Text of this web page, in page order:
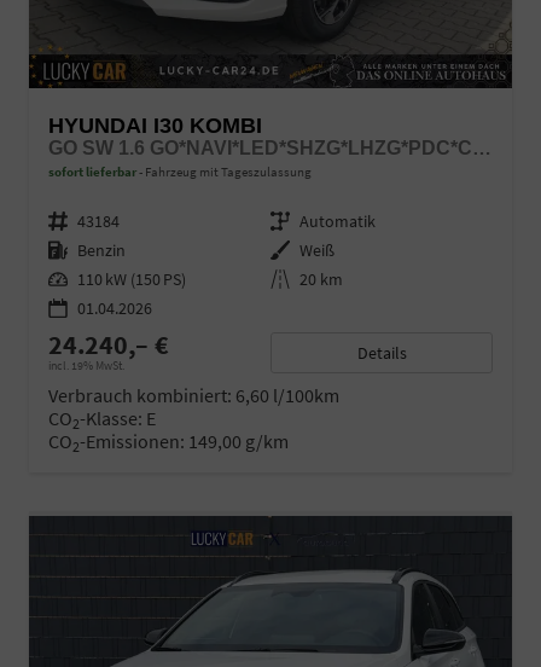
HYUNDAI I30 KOMBI
GO SW 1.6 GO*NAVI*LED*SHZG*LHZG*PDC*CAM*16ZOLL*
sofort lieferbar Fahrzeug mit Tageszulassung
Fahrzeugnr. 43184 Getriebe Automatik
Kraftstoff Benzin Außenfarbe Weiß
Leistung 110 kW (150 PS) Kilometerstand 20 km
01.04.2026
24.240,– €
incl. 19% MwSt.
Details
Verbrauch kombiniert: 6,60 l/100km
CO2-Klasse: E
CO2-Emissionen: 149,00 g/km